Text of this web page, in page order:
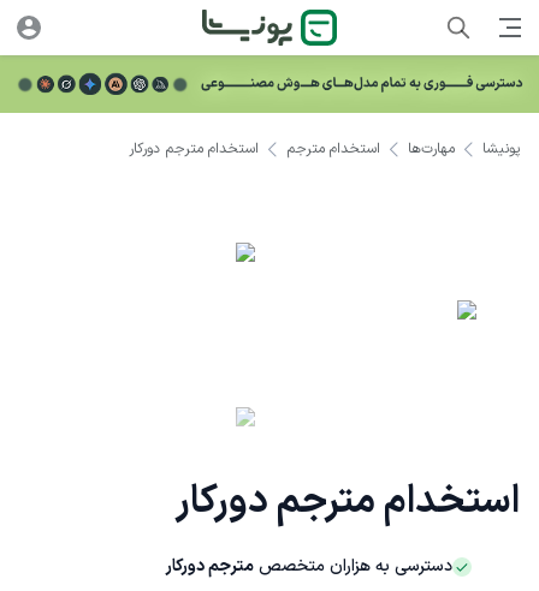
استخدام مترجم دورکار
دسترسی به هزاران متخصصمترجم دورکار
پونیشا مهارت‌ها استخدام مترجم استخدام مترجم دورکار